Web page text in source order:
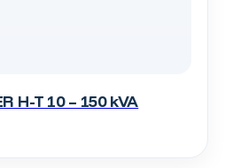
H-T 10 – 150 kVA